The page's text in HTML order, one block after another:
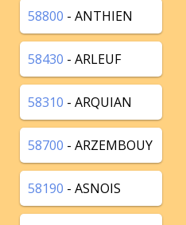
58800 - ANTHIEN
58430 - ARLEUF
58310 - ARQUIAN
58700 - ARZEMBOUY
58190 - ASNOIS